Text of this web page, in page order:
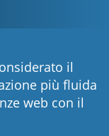
il
più fluida
web con il